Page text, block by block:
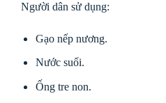
Người dân sử dụng:
Gạo nếp nương.
Nước suối.
Ống tre non.